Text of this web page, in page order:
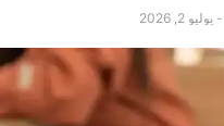
- يوليو 2, 2026